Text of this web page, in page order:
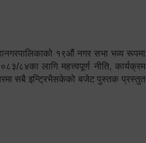
१९औं नगर सभा भव्य रूपमा
८४का लागि महत्त्वपूर्ण नीति, कार्यक्रम
सबै इन्ट्रिभैसकेको बजेट पुस्तक प्रस्तुत